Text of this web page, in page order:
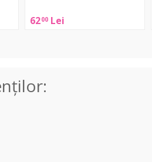
6200 Lei
Hall
XLR
2.5m